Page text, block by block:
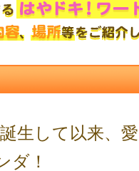
生して以来、
ダ！